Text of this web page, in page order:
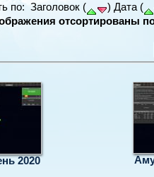
по: Заголовок ( ) Дата (
отсортированы
2020